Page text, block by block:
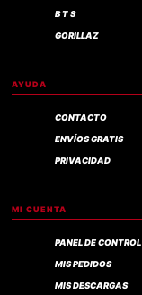
B T S
GORILLAZ
AYUDA
CONTACTO
ENVÍOS GRATIS
PRIVACIDAD
MI CUENTA
PANEL DE CONTROL
MIS PEDIDOS
MIS DESCARGAS